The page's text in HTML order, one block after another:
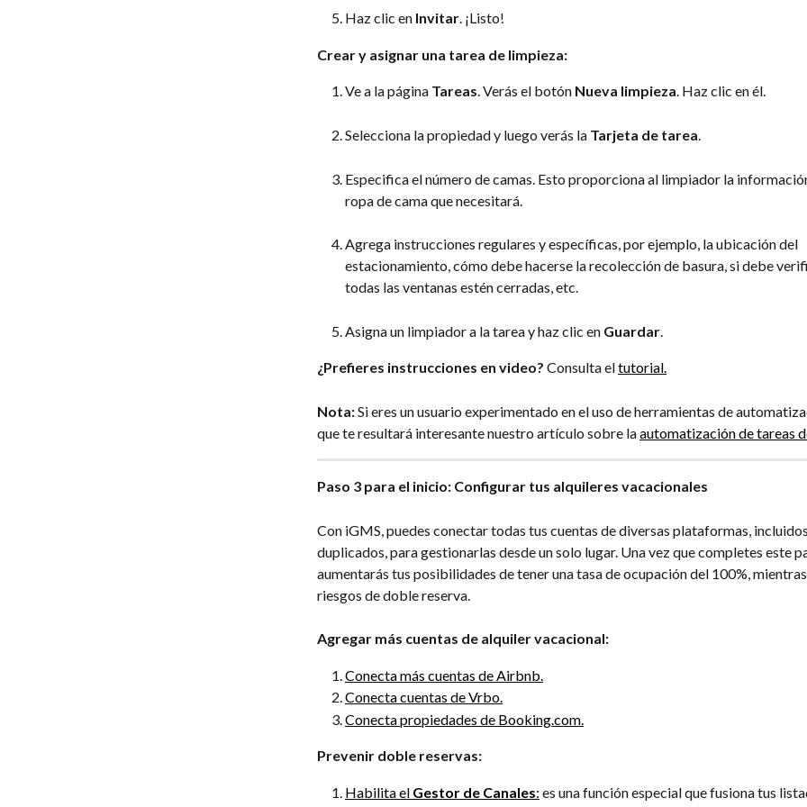
Haz clic en Invitar. ¡Listo!
Crear y asignar una tarea de limpieza:
Ve a la página Tareas. Verás el botón Nueva limpieza. Haz clic en él.
Selecciona la propiedad y luego verás la Tarjeta de tarea.
Especifica el número de camas. Esto proporciona al limpiador la
ropa de cama que necesitará.
Agrega instrucciones regulares y específicas, por ejemplo, la ubicación del
estacionamiento, cómo debe hacerse la recolección de basura, si debe
todas las ventanas estén cerradas, etc.
Asigna un limpiador a la tarea y haz clic en Guardar.
¿Prefieres instrucciones en video? Consulta el tutorial.
Nota: Si eres un usuario experimentado en el uso de herramientas de
que te resultará interesante nuestro artículo sobre la automatización de tareas
Paso 3 para el inicio: Configurar tus alquileres vacacionales
Con iGMS, puedes conectar todas tus cuentas de diversas plataformas,
duplicados, para gestionarlas desde un solo lugar. Una vez que completes este
aumentarás tus posibilidades de tener una tasa de ocupación del 100%,
riesgos de doble reserva.
Agregar más cuentas de alquiler vacacional:
Conecta más cuentas de Airbnb.
Conecta cuentas de Vrbo.
Conecta propiedades de Booking.com.
Prevenir doble reservas:
Habilita el Gestor de Canales: es una función especial que fusiona tus